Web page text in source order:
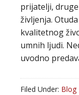
prijatelji,
življenja.
kvalitetnog
umnih ljudi.
uvodno
Filed Under: Blog